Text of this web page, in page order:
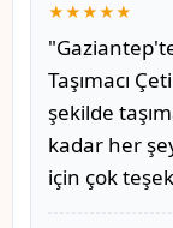
★★★★★
Taşımacı
şekilde
kadar her
için çok